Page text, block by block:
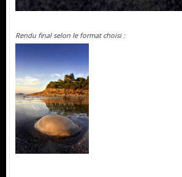
Rendu final selon le format choisi :